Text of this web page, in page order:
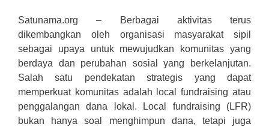
Satunama.org – Berbagai aktivitas terus
dikembangkan oleh organisasi masyarakat sipil
sebagai upaya untuk mewujudkan komunitas yang
berdaya dan perubahan sosial yang berkelanjutan.
Salah satu pendekatan strategis yang dapat
memperkuat komunitas adalah local fundraising atau
penggalangan dana lokal. Local fundraising (LFR)
bukan hanya soal menghimpun dana, tetapi juga